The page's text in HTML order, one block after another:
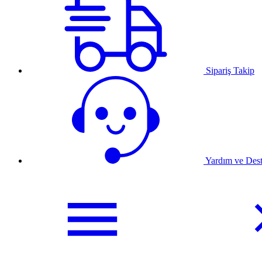
Sipariş Takip
Yardım ve